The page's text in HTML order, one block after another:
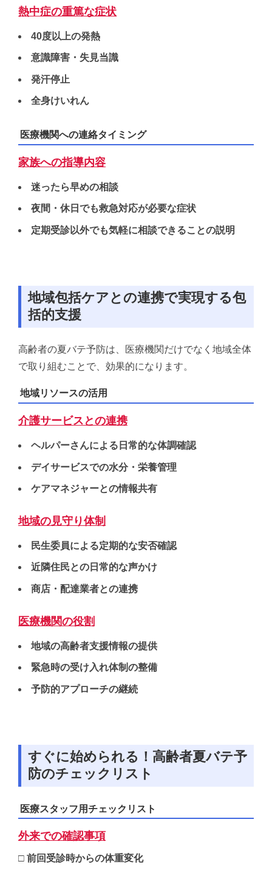
熱中症の重篤な症状
40度以上の発熱
意識障害・失見当識
発汗停止
全身けいれん
医療機関への連絡タイミング
家族への指導内容
迷ったら早めの相談
夜間・休日でも救急対応が必要な症状
定期受診以外でも気軽に相談できることの説明
地域包括ケアとの連携で実現する包
括的支援
高齢者の夏バテ予防は、医療機関だけでなく地域全体
で取り組むことで、効果的になります。
地域リソースの活用
介護サービスとの連携
ヘルパーさんによる日常的な体調確認
デイサービスでの水分・栄養管理
ケアマネジャーとの情報共有
地域の見守り体制
民生委員による定期的な安否確認
近隣住民との日常的な声かけ
商店・配達業者との連携
医療機関の役割
地域の高齢者支援情報の提供
緊急時の受け入れ体制の整備
予防的アプローチの継続
すぐに始められる！高齢者夏バテ予
防のチェックリスト
医療スタッフ用チェックリスト
外来での確認事項
□ 前回受診時からの体重変化